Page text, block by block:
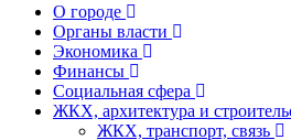
О городе
Органы власти
Экономика
Финансы
Социальная сфера
ЖКХ, архитектура и
ЖКХ, транспорт, связь